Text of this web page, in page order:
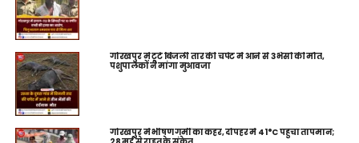
गोरखपुर में टूटे बिजली तार की चपेट में आने से 3 भैंसों की मौत,
पशुपालकों ने मांगा मुआवजा
गोरखपुर में भीषण गर्मी का कहर, दोपहर में 41°C पहुंचा तापमान;